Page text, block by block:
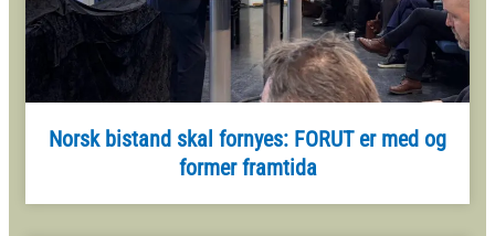
Norsk bistand skal fornyes: FORUT er med og
former framtida